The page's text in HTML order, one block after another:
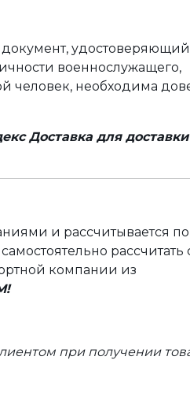
военнослужащего,
человек, необходима
Доставка для
и рассчитывается по
рассчитать
компании из
при получении